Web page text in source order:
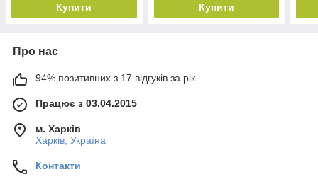
Купити Купити
Про нас
94% позитивних з 17 відгуків за рік
Працює з 03.04.2015
м. Харків
Харків, Україна
Контакти